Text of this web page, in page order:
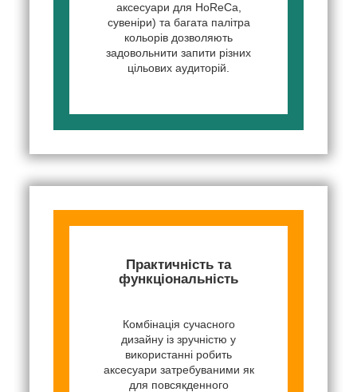
аксесуари для HoReCa,
сувеніри) та багата палітра
кольорів дозволяють
задовольнити запити різних
цільових аудиторій.
Практичність та
функціональність
Комбінація сучасного
дизайну із зручністю у
використанні робить
аксесуари затребуваними як
для повсякденного